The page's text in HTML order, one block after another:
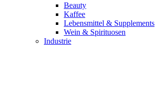
Beauty
Kaffee
Lebensmittel & Supplements
Wein & Spirituosen
Industrie